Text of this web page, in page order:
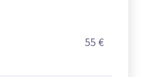
55 €